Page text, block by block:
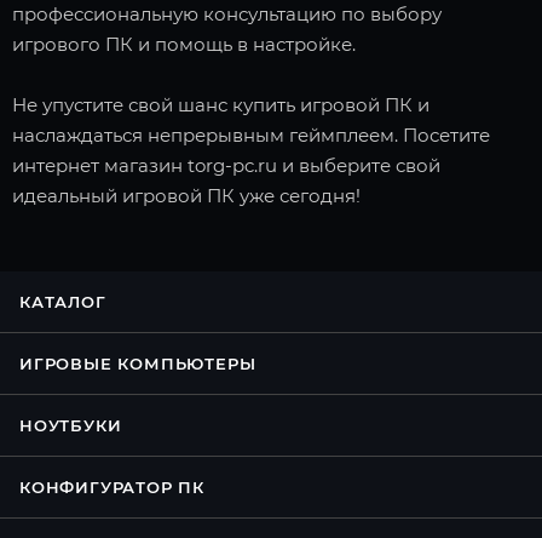
профессиональную консультацию по выбору
игрового ПК и помощь в настройке.
Не упустите свой шанс купить игровой ПК и
наслаждаться непрерывным геймплеем. Посетите
интернет магазин torg-pc.ru и выберите свой
идеальный игровой ПК уже сегодня!
КАТАЛОГ
ИГРОВЫЕ КОМПЬЮТЕРЫ
НОУТБУКИ
КОНФИГУРАТОР ПК